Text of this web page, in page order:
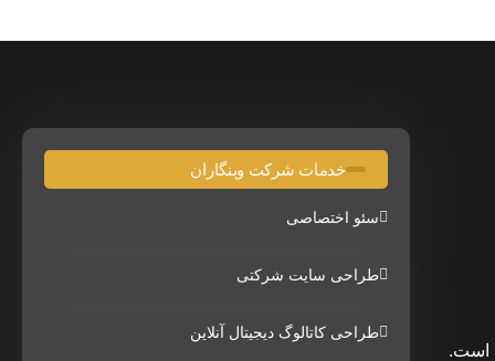
است.
خدمات شرکت وبنگاران
سئو اختصاصی
طراحی سایت شرکتی
طراحی کاتالوگ دیجیتال آنلاین